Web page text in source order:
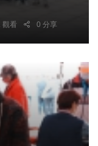
觀看 0 分享